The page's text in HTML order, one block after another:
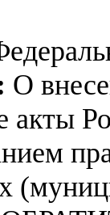
О
акты